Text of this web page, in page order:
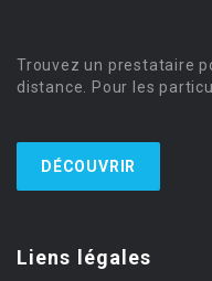
Trouvez un prestataire
distance. Pour les
DÉCOUVRIR
Liens légales